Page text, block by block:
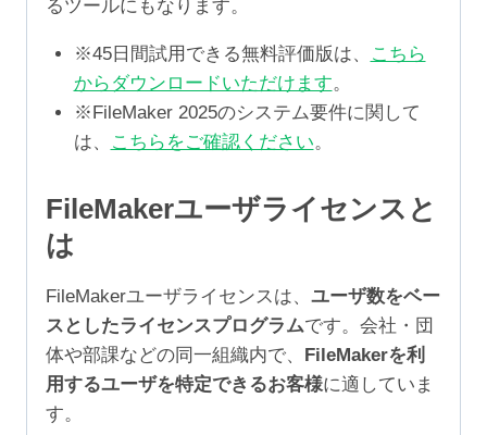
るツールにもなります。
※45日間試用できる無料評価版は、
こちら
からダウンロードいただけます。
※FileMaker 2025のシステム要件に関して
は、
こちらをご確認ください。
FileMakerユーザライセンスと
は
FileMakerユーザライセンスは、 ユーザ数をベー
スとしたライセンスプログラムです。会社・団
体や部課などの同一組織内で、
FileMakerを利
用するユーザを特定できるお客様に適していま
す。